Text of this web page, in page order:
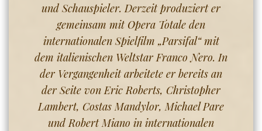
und Schauspieler. Derzeit produziert er
gemeinsam mit Opera Totale den
internationalen Spielfilm „Parsifal“ mit
dem italienischen Weltstar Franco Nero. In
der Vergangenheit arbeitete er bereits an
der Seite von Eric Roberts, Christopher
Lambert, Costas Mandylor, Michael Pare
und Robert Miano in internationalen